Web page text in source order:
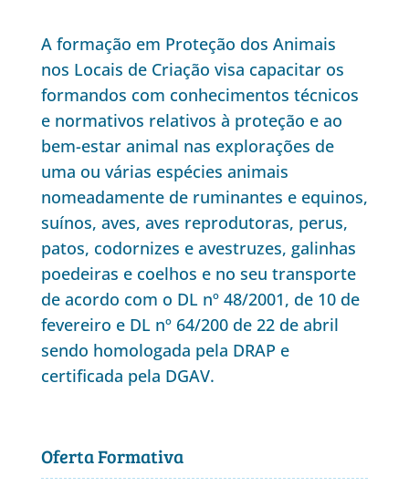
A formação em Proteção dos Animais
nos Locais de Criação visa capacitar os
formandos com conhecimentos técnicos
e normativos relativos à proteção e ao
bem-estar animal nas explorações de
uma ou várias espécies animais
nomeadamente de ruminantes e equinos,
suínos, aves, aves reprodutoras, perus,
patos, codornizes e avestruzes, galinhas
poedeiras e coelhos e no seu transporte
de acordo com o DL nº 48/2001, de 10 de
fevereiro e DL nº 64/200 de 22 de abril
sendo homologada pela DRAP e
certificada pela DGAV.
Oferta Formativa